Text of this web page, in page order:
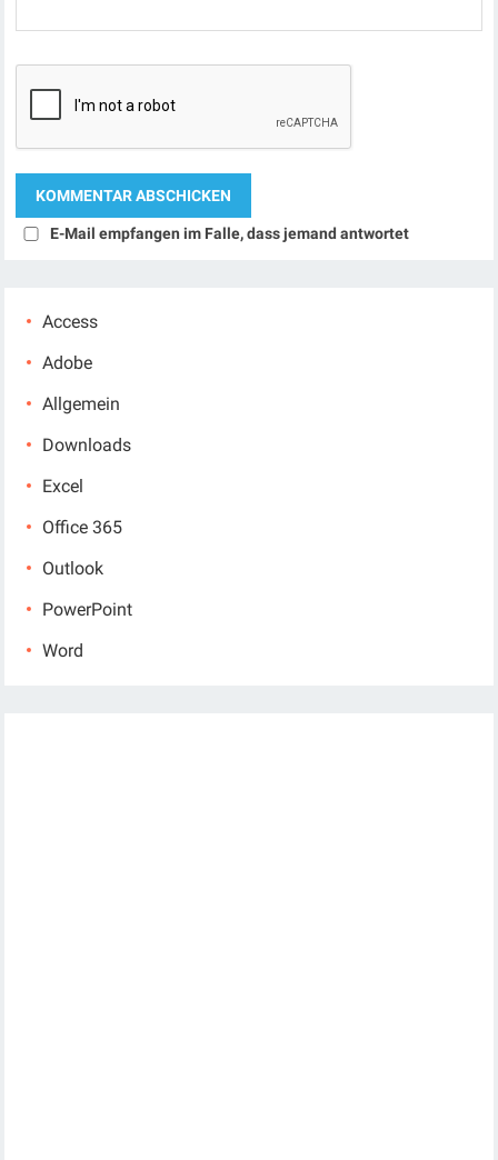
E-Mail empfangen im Falle, dass jemand antwortet
Access
Adobe
Allgemein
Downloads
Excel
Office 365
Outlook
PowerPoint
Word